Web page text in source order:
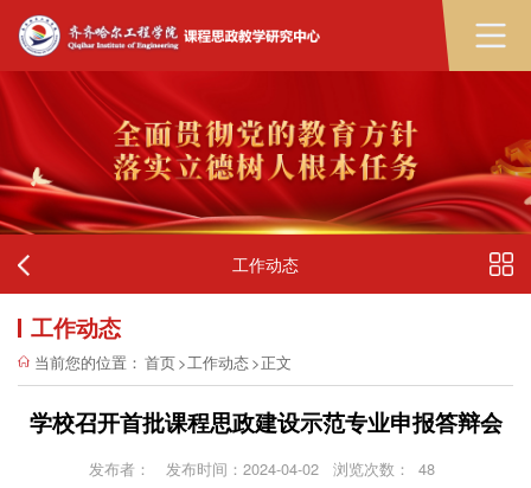
工作动态
工作动态
当前您的位置： 首页>工作动态>正文
学校召开首批课程思政建设示范专业申报答辩会
发布者： 发布时间：2024-04-02 浏览次数： 48